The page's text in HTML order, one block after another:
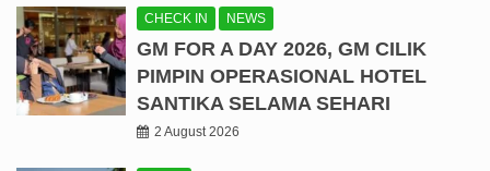
CHECK IN NEWS
GM FOR A DAY 2026, GM CILIK
PIMPIN OPERASIONAL HOTEL
SANTIKA SELAMA SEHARI
2 August 2026